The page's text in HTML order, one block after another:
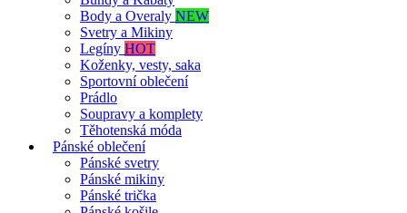
Body a Overaly NEW
Svetry a Mikiny
Legíny HOT
Koženky, vesty, saka
Sportovní oblečení
Prádlo
Soupravy a komplety
Těhotenská móda
Pánské oblečení
Pánské svetry
Pánské mikiny
Pánské trička